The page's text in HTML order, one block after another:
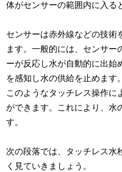
体がセンサーの範囲内に入る
センサーは赤外線などの技術
ます。一般的には、センサー
ーが反応し水が自動的に出始
を感知し水の供給を止めます。
このようなタッチレス操作に
ができます。これにより、水
す。
次の段落では、タッチレス水
く見ていきましょう。